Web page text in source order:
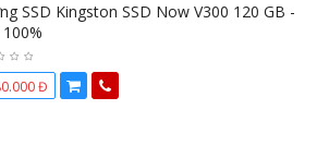
SSD Kingston SSD Now V300 120 GB -
Đ